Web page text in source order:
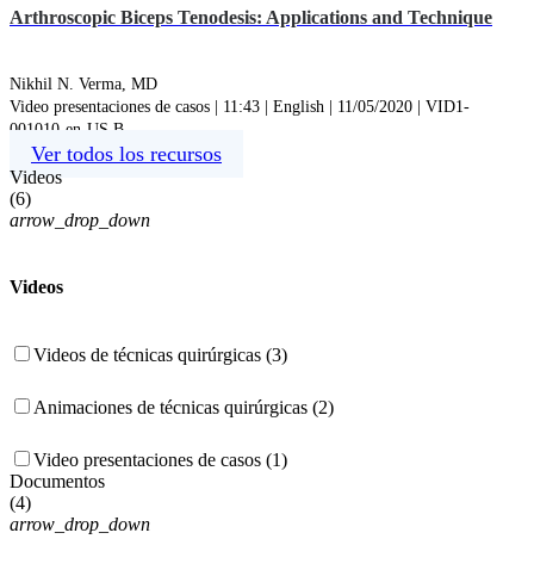
Arthroscopic Biceps Tenodesis: Applications and Technique
Nikhil N. Verma, MD
Video presentaciones de casos | 11:43 | English | 11/05/2020 | VID1-
001010-en-US B
Ver todos los recursos
Videos
(6)
arrow_drop_down
Videos
Videos de técnicas quirúrgicas (3)
Animaciones de técnicas quirúrgicas (2)
Video presentaciones de casos (1)
Documentos
(4)
arrow_drop_down